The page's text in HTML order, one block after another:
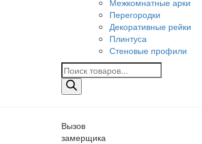
Межкомнатные арки
Перегородки
Декоративные рейки
Плинтуса
Стеновые профили
Поиск
товаров
Вызов
замерщика